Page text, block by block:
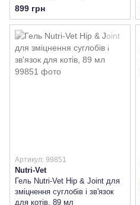
зв'язок та суглобів
899 грн
Артикул: 99851
Nutri-Vet
Гель Nutri-Vet Hip & Joint для
зміцнення суглобів і зв'язок
для котів, 89 мл